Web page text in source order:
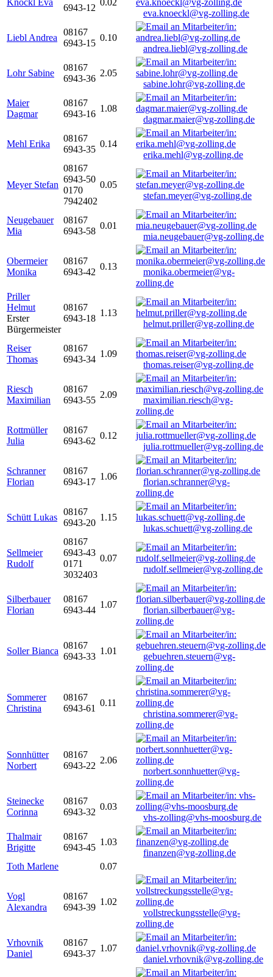
Knöckl Eva
6943-12
0.02
eva.knoeckl@vg-zolling.de
Liebl Andrea
08167
6943-15
0.10
andrea.liebl@vg-zolling.de
Lohr Sabine
08167
6943-36
2.05
sabine.lohr@vg-zolling.de
Maier
Dagmar
08167
6943-16
1.08
dagmar.maier@vg-zolling.de
Mehl Erika
08167
6943-35
0.14
erika.mehl@vg-zolling.de
Meyer Stefan
08167
6943-50
0170
7942402
0.05
stefan.meyer@vg-zolling.de
Neugebauer
Mia
08167
6943-58
0.01
mia.neugebauer@vg-zolling.de
Obermeier
Monika
08167
6943-42
0.13
monika.obermeier@vg-
zolling.de
Priller
Helmut
Erster
Bürgermeister
08167
6943-18
1.13
helmut.priller@vg-zolling.de
Reiser
Thomas
08167
6943-34
1.09
thomas.reiser@vg-zolling.de
Riesch
Maximilian
08167
6943-55
2.09
maximilian.riesch@vg-
zolling.de
Rottmüller
Julia
08167
6943-62
0.12
julia.rottmueller@vg-zolling.de
Schranner
Florian
08167
6943-17
1.06
florian.schranner@vg-
zolling.de
Schütt Lukas
08167
6943-20
1.15
lukas.schuett@vg-zolling.de
Sellmeier
Rudolf
08167
6943-43
0171
3032403
0.07
rudolf.sellmeier@vg-zolling.de
Silberbauer
Florian
08167
6943-44
1.07
florian.silberbauer@vg-
zolling.de
Soller Bianca
08167
6943-33
1.01
gebuehren.steuern@vg-
zolling.de
Sommerer
Christina
08167
6943-61
0.11
christina.sommerer@vg-
zolling.de
Sonnhütter
Norbert
08167
6943-22
2.06
norbert.sonnhuetter@vg-
zolling.de
Steinecke
Corinna
08167
6943-32
0.03
vhs-zolling@vhs-moosburg.de
Thalmair
Brigitte
08167
6943-45
1.03
finanzen@vg-zolling.de
Toth Marlene
0.07
Vogl
Alexandra
08167
6943-39
1.02
vollstreckungsstelle@vg-
zolling.de
Vrhovnik
Daniel
08167
6943-37
1.07
daniel.vrhovnik@vg-zolling.de